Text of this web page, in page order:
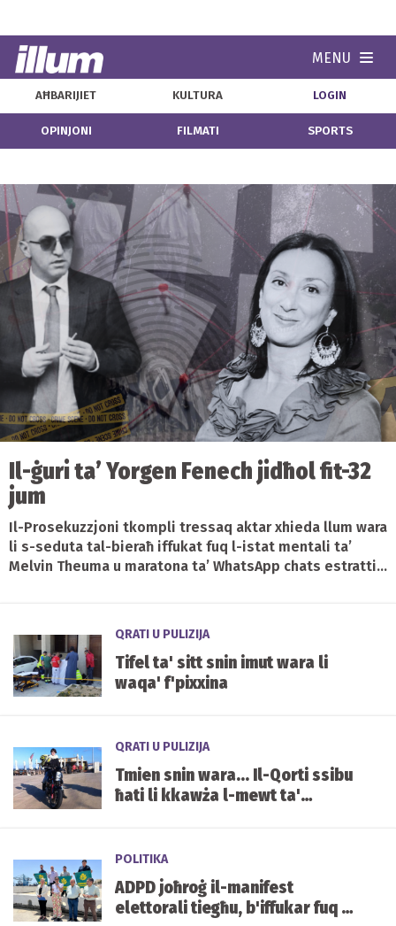
MENU
AĦBARIJIET KULTURA LOGIN
OPINJONI FILMATI SPORTS
Il-ġuri ta’ Yorgen Fenech jidħol fit-32
jum
Il-Prosekuzzjoni tkompli tressaq aktar xhieda llum wara
li s-seduta tal-bieraħ iffukat fuq l-istat mentali ta’
Melvin Theuma u maratona ta’ WhatsApp chats estratti...
QRATI U PULIZIJA
Tifel ta' sitt snin imut wara li
waqa' f'pixxina
QRATI U PULIZIJA
Tmien snin wara... Il-Qorti ssibu
ħati li kkawża l-mewt ta'
POLITIKA
ADPD joħroġ il-manifest
elettorali tiegħu, b'iffukar fuq l-